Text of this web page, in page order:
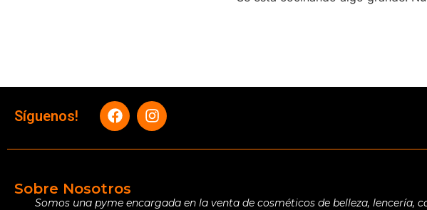
Síguenos!
Sobre Nosotros
Somos una pyme encargada en la venta de cosméticos de belleza, lencería,